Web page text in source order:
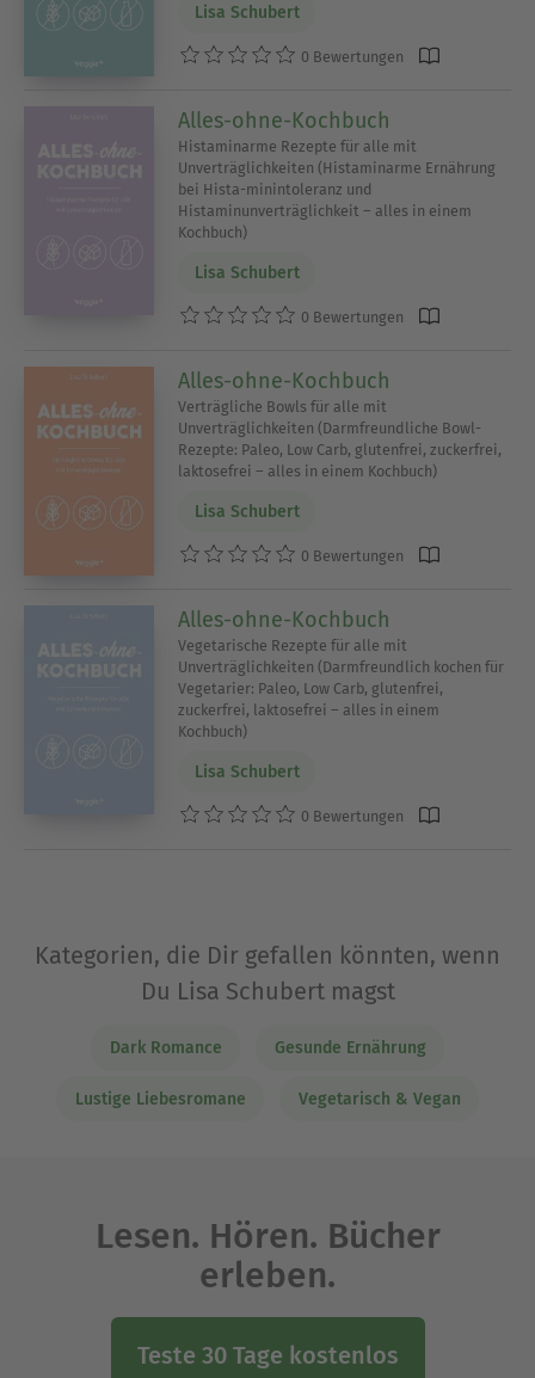
Lisa Schubert
0 Bewertungen
Alles-ohne-Kochbuch
Histaminarme Rezepte für alle mit
Unverträglichkeiten (Histaminarme Ernährung
bei Hista-minintoleranz und
Histaminunverträglichkeit – alles in einem
Kochbuch)
Lisa Schubert
0 Bewertungen
Alles-ohne-Kochbuch
Verträgliche Bowls für alle mit
Unverträglichkeiten (Darmfreundliche Bowl-
Rezepte: Paleo, Low Carb, glutenfrei, zuckerfrei,
laktosefrei – alles in einem Kochbuch)
Lisa Schubert
0 Bewertungen
Alles-ohne-Kochbuch
Vegetarische Rezepte für alle mit
Unverträglichkeiten (Darmfreundlich kochen für
Vegetarier: Paleo, Low Carb, glutenfrei,
zuckerfrei, laktosefrei – alles in einem
Kochbuch)
Lisa Schubert
0 Bewertungen
Kategorien, die Dir gefallen könnten, wenn
Du Lisa Schubert magst
Dark Romance Gesunde Ernährung
Lustige Liebesromane Vegetarisch & Vegan
Lesen. Hören. Bücher
erleben.
Teste 30 Tage kostenlos